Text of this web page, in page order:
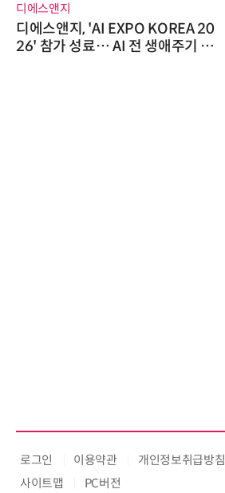
디에스앤지
디에스앤지, 'AI EXPO KOREA 20
26' 참가 성료… AI 전 생애주기 아
로그인 이용약관 개인정보취급방침
사이트맵
PC버전